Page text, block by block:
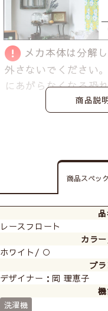
メカ本体は分解
外さないでください。
にあがらなくなる恐
商品説
商品スペック
レースフロート
カラ
ホワイト/ ○
ブ
デザイナー：岡 理恵子
洗濯機